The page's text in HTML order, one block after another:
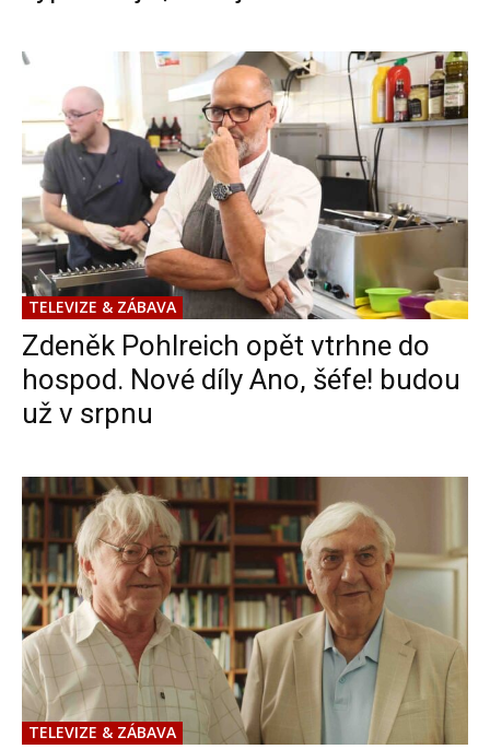
TELEVIZE & ZÁBAVA
Zdeněk Pohlreich opět vtrhne do
hospod. Nové díly Ano, šéfe! budou
už v srpnu
TELEVIZE & ZÁBAVA